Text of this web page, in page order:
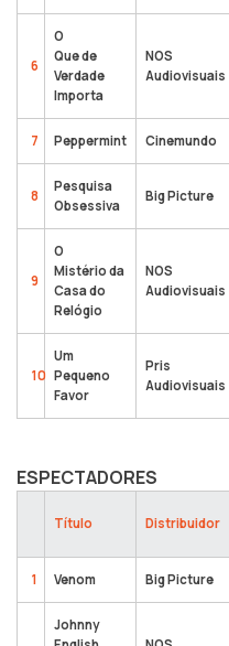
6
O
Que de
Verdade
Importa
NOS
Audiovisuais
7 Peppermint Cinemundo
8
Pesquisa
Obsessiva
Big Picture
9
O
Mistério da
Casa do
Relógio
NOS
Audiovisuais
10
Um
Pequeno
Favor
Pris
Audiovisuais
ESPECTADORES
Título Distribuidor
1 Venom Big Picture
Johnny